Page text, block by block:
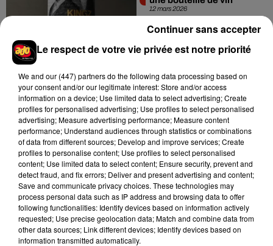
12 mars 2026
11 mars 2026
Timothée Chalamet : Les
réactions à ses propos
sur le ballet et...
Le respect de votre vie privée est notre priorité
We and our (447) partnersdo the following data processing based on
your consent and/or our legitimate interest: Store and/or access
information on a device; Use limited data to select advertising; Create
profiles for personalised advertising; Use profiles to select personalised
advertising; Measure advertising performance; Measure content
performance; Understand audiences through statistics or combinations
of data from different sources; Develop and improve services; Create
profiles to personalise content; Use profiles to select personalised
content; Use limited data to select content; Ensure security, prevent and
detect fraud, and fix errors; Deliver and present advertising and content;
Save and communicate privacy choices. These technologies may
process personal data such as IP address and browsing data to offer
following functionalities: Identify devices based on information actively
requested; Use precise geolocation data; Match and combine data from
other data sources; Link different devices; Identify devices based on
information transmitted automatically.
Continuer sans accepter